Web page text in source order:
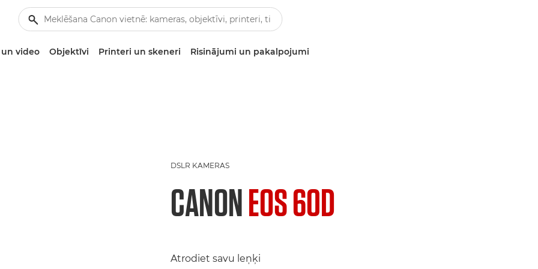
video Objektīvi Printeri un skeneri Risinājumi un pakalpojumi
DSLR KAMERAS
CANONEOS 60D
Atrodiet savu leņķi